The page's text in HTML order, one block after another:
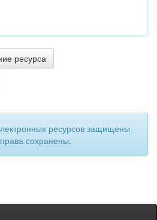
ресурса
ресурсов защищены
сохранены.